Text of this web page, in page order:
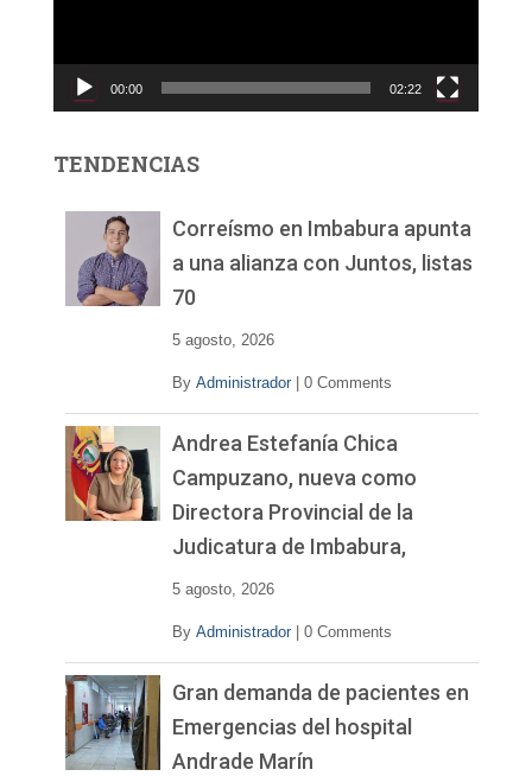
c
d
00:00 02:22
TENDENCIAS
Correísmo en Imbabura apunta
a una alianza con Juntos, listas
70
5 agosto, 2026
By Administrador 0 Comments
Andrea Estefanía Chica
Campuzano, nueva como
Directora Provincial de la
Judicatura de Imbabura,
5 agosto, 2026
By Administrador 0 Comments
Gran demanda de pacientes en
Emergencias del hospital
Andrade Marín